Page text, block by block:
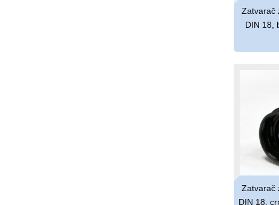
Zatvarač
DIN 18,
Zatvarač
DIN 18,